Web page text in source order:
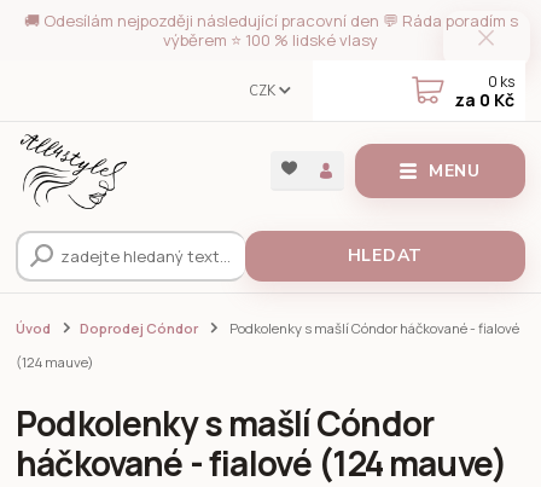
🚚 Odesílám nejpozději následující pracovní den 💬 Ráda poradím s
výběrem ⭐ 100 % lidské vlasy
MENU
CZK
HLEDAT
0 ks
za 0 Kč
Úvod Doprodej Cóndor
Podkolenky s mašlí Cóndor háčkované - fialové
(124 mauve)
Podkolenky s mašlí Cóndor
háčkované - fialové (124 mauve)